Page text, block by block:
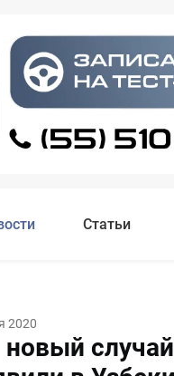
Статьи
2020
новый